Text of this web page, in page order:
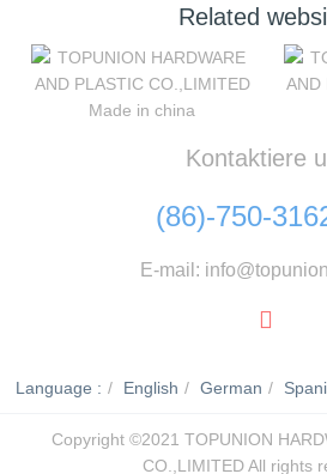
Related
Made in china
Kontaktiere
(86)-750-
E-mail:
Language : English German
Copyright ©2021 TOPUNION
CO.,LIMITED All rights